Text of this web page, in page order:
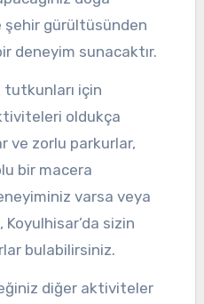
şehir gürültüsünden
deneyim sunacaktır.
tutkunları için
oldukça
ve zorlu parkurlar,
bir macera
varsa veya
sizin
bulabilirsiniz.
diğer aktiviteler